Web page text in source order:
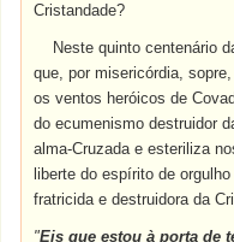
Cristandade?
Neste quinto centenário
que, por misericórdia,
os ventos heróicos de
do ecumenismo destruidor
alma-Cruzada e esteriliza
liberte do espírito de
fratricida e destruidora da
"Eis que estou à porta de